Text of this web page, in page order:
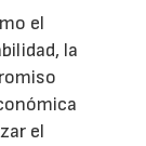
el
la
el